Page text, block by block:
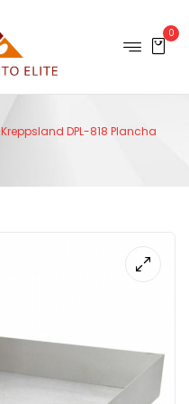
0
Kreppsland DPL-818 Plancha